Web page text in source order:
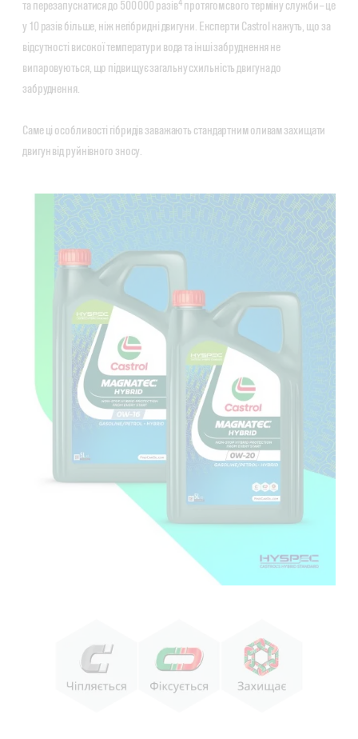
та перезапускатися до 500 000 разів протягом свого терміну служби – це
у 10 разів більше, ніж негібридні двигуни. Експерти Castrol кажуть, що за
відсутності високої температури вода та інші забруднення не
випаровуються, що підвищує загальну схильність двигуна до
забруднення.
Саме ці особливості гібридів заважають стандартним оливам захищати
двигун від руйнівного зносу.